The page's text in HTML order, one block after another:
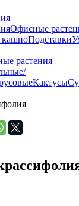
Офисные
Подставки
растения
Кактусы